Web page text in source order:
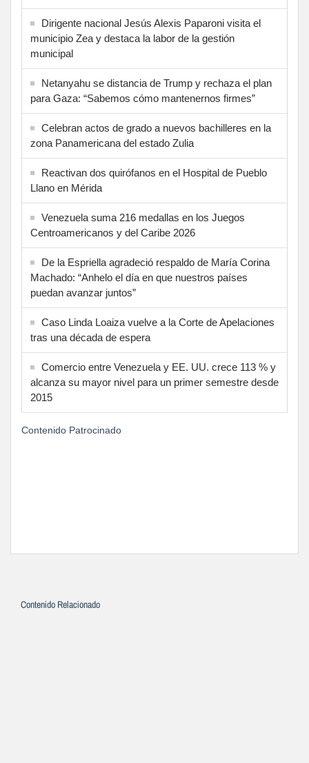
Dirigente nacional Jesús Alexis Paparoni visita el
municipio Zea y destaca la labor de la gestión
municipal
Netanyahu se distancia de Trump y rechaza el plan
para Gaza: “Sabemos cómo mantenernos firmes”
Celebran actos de grado a nuevos bachilleres en la
zona Panamericana del estado Zulia
Reactivan dos quirófanos en el Hospital de Pueblo
Llano en Mérida
Venezuela suma 216 medallas en los Juegos
Centroamericanos y del Caribe 2026
De la Espriella agradeció respaldo de María Corina
Machado: “Anhelo el día en que nuestros países
puedan avanzar juntos”
Caso Linda Loaiza vuelve a la Corte de Apelaciones
tras una década de espera
Comercio entre Venezuela y EE. UU. crece 113 % y
alcanza su mayor nivel para un primer semestre desde
2015
Contenido Patrocinado
Contenido Relacionado